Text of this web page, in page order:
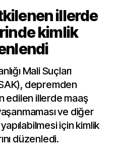
illerde
kimlik
Mali Suçları
depremden
edilen illerde maaş
ve diğer
için kimlik
düzenledi.